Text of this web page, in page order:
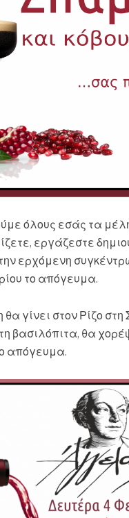
όλους εσάς τα
εργάζεστε
ερχόμενη
το απόγευμα.
γίνει στον Ρίζο
βασιλόπιτα, θα
απόγευμα.